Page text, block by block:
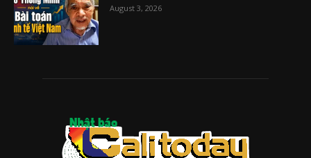
August 3, 2026